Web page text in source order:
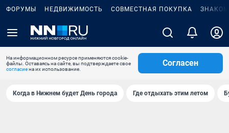
ФОРУМЫ НЕДВИЖИМОСТЬ СОВМЕСТНАЯ ПОКУПКА
На информационном ресурсе применяются cookie-
файлы. Оставаясь на сайте, вы подтверждаете свое
согласиена их использование.
Согласен
Когда в Нижнем будет День города Где отдыхать этим летом